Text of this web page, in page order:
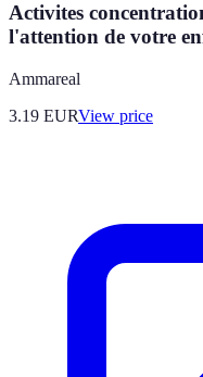
Activites
l'attention de votre
Ammareal
3.19 EURView price